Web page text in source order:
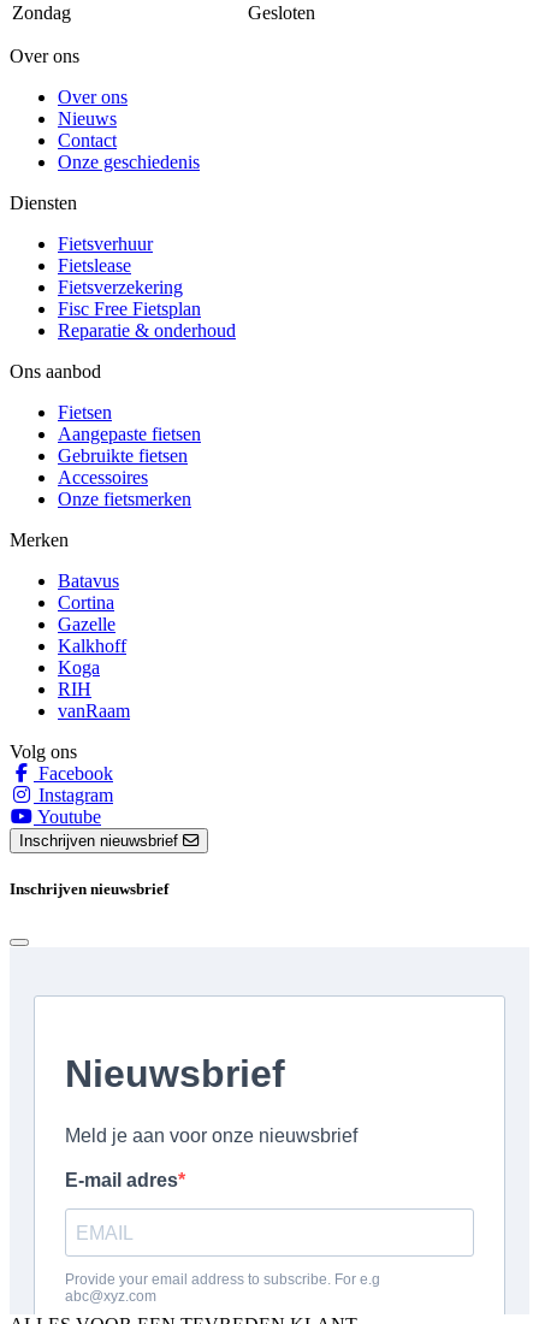
Zondag
Gesloten
Over ons
Over ons
Nieuws
Contact
Onze geschiedenis
Diensten
Fietsverhuur
Fietslease
Fietsverzekering
Fisc Free Fietsplan
Reparatie & onderhoud
Ons aanbod
Fietsen
Aangepaste fietsen
Gebruikte fietsen
Accessoires
Onze fietsmerken
Merken
Batavus
Cortina
Gazelle
Kalkhoff
Koga
RIH
vanRaam
Volg ons
Facebook
Instagram
Youtube
Inschrijven nieuwsbrief
Inschrijven nieuwsbrief